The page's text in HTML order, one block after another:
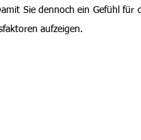
Sie dennoch ein Gefühl
aufzeigen.